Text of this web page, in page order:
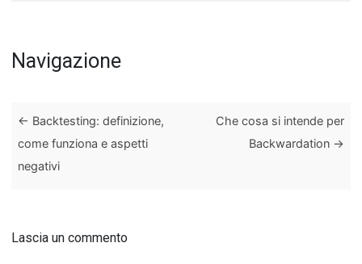
Navigazione
← Backtesting: definizione,
come funziona e aspetti
negativi
Che cosa si intende per
Backwardation →
Lascia un commento